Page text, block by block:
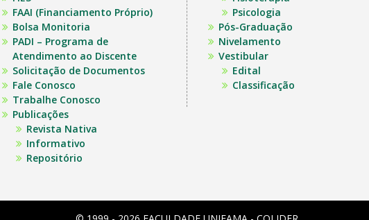
FAAI (Financiamento Próprio)
Bolsa Monitoria
PADI – Programa de
Atendimento ao Discente
Solicitação de Documentos
Fale Conosco
Trabalhe Conosco
Publicações
Revista Nativa
Informativo
Repositório
Psicologia
Pós-Graduação
Nivelamento
Vestibular
Edital
Classificação